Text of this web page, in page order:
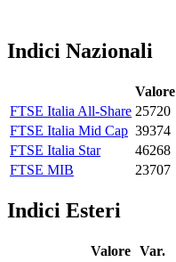
Indici Nazionali
Valore
FTSE Italia All-Share 25720
FTSE Italia Mid Cap 39374
FTSE Italia Star
46268
FTSE MIB
23707
Indici Esteri
Valore Var.